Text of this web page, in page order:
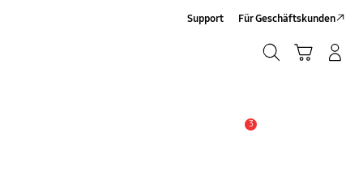
Support Für Geschäftskunden
3